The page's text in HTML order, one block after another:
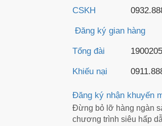
CSKH
Đăng ký gian hàng
Tổng đài
Khiếu nại
Đăng ký nhận khuyến
Đừng bỏ lỡ hàng ngàn
chương trình siêu hấp